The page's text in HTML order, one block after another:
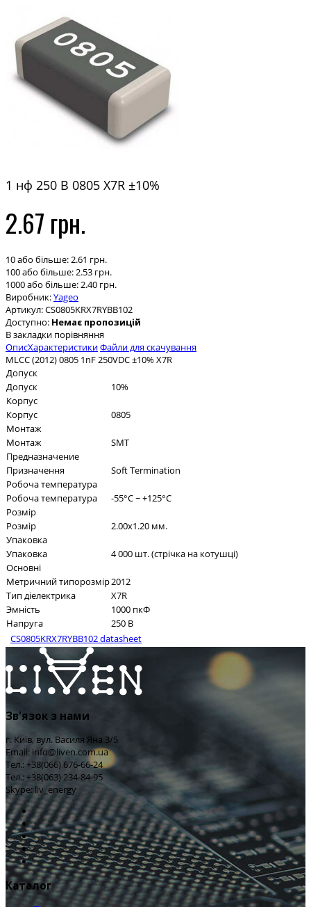
1 нф 250 В 0805 X7R ±10%
2.67 грн.
10 або більше: 2.61 грн.
100 або більше: 2.53 грн.
1000 або більше: 2.40 грн.
Виробник:Yageo
Артикул:CS0805KRX7RYBB102
Доступно: Немає пропозицій
В закладки порівняння
ОписХарактеристикиФайли для скачування
MLCC (2012) 0805 1nF 250VDC ±10% X7R
Допуск
Допуск
10%
Корпус
Корпус
0805
Монтаж
Монтаж
SMT
Предназначение
Призначення
Soft Termination
Робоча температура
Робоча температура
-55°C ~ +125°C
Розмір
Розмір
2.00x1.20 мм.
Упаковка
Упаковка
4 000 шт. (стрічка на котушці)
Основні
Метричний типорозмір2012
Тип діелектрика
X7R
Эмність
1000 пкФ
Напруга
250 В
CS0805KRX7RYBB102 datasheet
Зв'язок з нами
г. Київ, вул. Василя Яна 3/5
Email: info@liven.com.ua
Тел.: +38(066) 676-66-24
Тел.: +38(063) 234-84-95
Skype: liv_energy
Каталог